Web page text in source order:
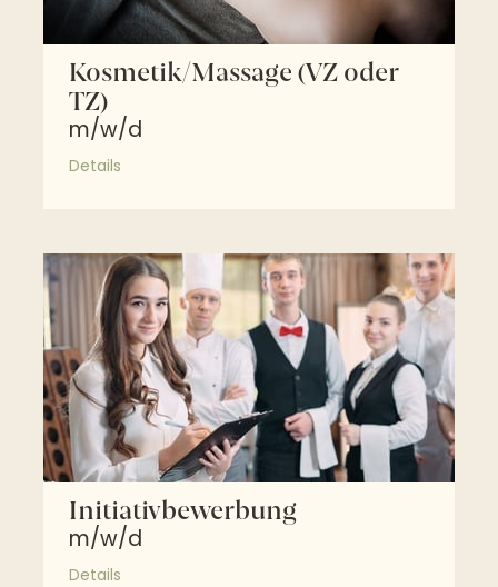
Kosmetik/Massage (VZ oder
TZ)
m/w/d
Details
Initiativbewerbung
m/w/d
Details